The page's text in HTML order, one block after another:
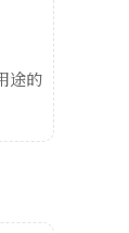
途的